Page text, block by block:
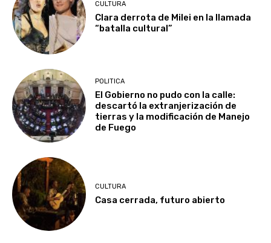
CULTURA
Clara derrota de Milei en la llamada
“batalla cultural”
POLITICA
El Gobierno no pudo con la calle:
descartó la extranjerización de
tierras y la modificación de Manejo
de Fuego
CULTURA
Casa cerrada, futuro abierto